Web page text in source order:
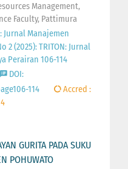
Management,
Faculty, Pattimura
Jurnal Manajemen
2 (2025): TRITON: Jurnal
Perairan 106-114
DOI:
114
Accred :
GURITA PADA SUKU
POHUWATO